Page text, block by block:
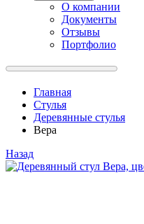
О компании
Документы
Отзывы
Портфолио
Главная
Стулья
Деревянные стулья
Вера
Назад